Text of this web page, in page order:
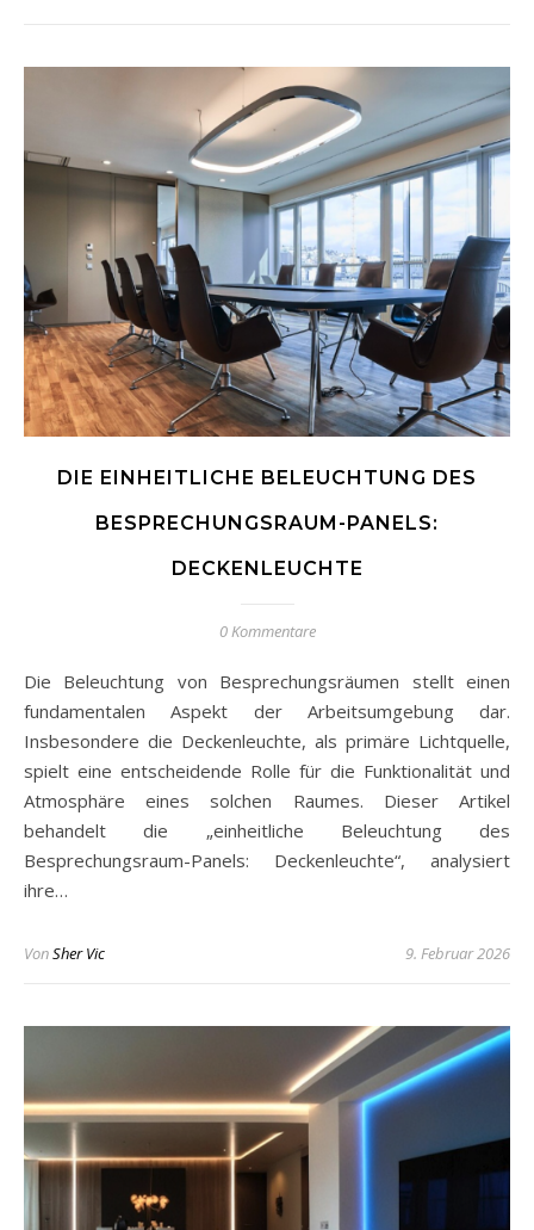
DIE EINHEITLICHE BELEUCHTUNG DES
BESPRECHUNGSRAUM-PANELS:
DECKENLEUCHTE
0 Kommentare
Die Beleuchtung von Besprechungsräumen stellt einen
fundamentalen Aspekt der Arbeitsumgebung dar.
Insbesondere die Deckenleuchte, als primäre Lichtquelle,
spielt eine entscheidende Rolle für die Funktionalität und
Atmosphäre eines solchen Raumes. Dieser Artikel
behandelt die „einheitliche Beleuchtung des
Besprechungsraum-Panels: Deckenleuchte“, analysiert
ihre…
VonSher Vic 9. Februar 2026